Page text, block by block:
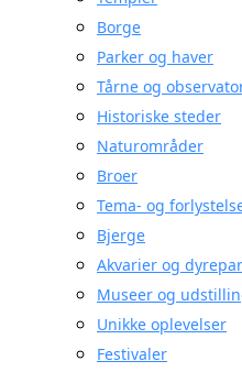
Borge
Parker og haver
Tårne og
Historiske steder
Naturområder
Broer
Tema- og
Bjerge
Akvarier og
Museer og
Unikke oplevelser
Festivaler